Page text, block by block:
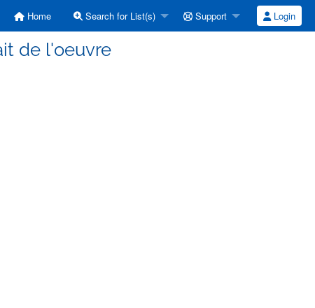
Home Search for List(s) Support Login
de l'oeuvre